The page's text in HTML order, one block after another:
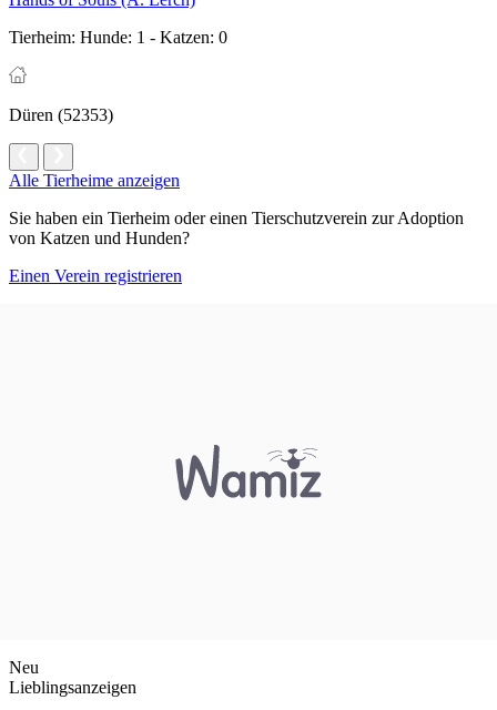
Tierheim: Hunde: 1 - Katzen: 0
Düren (52353)
Alle Tierheime anzeigen
Sie haben ein Tierheim oder einen Tierschutzverein zur Adoption
von Katzen und Hunden?
Einen Verein registrieren
Neu
Lieblingsanzeigen